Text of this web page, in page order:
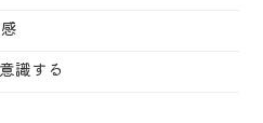
識する